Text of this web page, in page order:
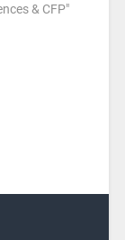
& CFP"